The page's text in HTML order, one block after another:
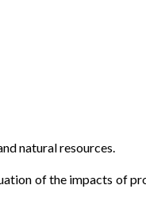
natural resources.
of the impacts of